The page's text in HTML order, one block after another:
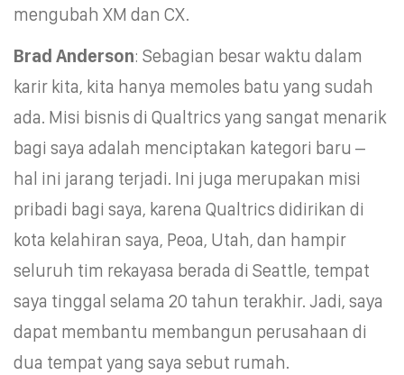
mengubah XM dan CX.
Brad Anderson: Sebagian besar waktu dalam
karir kita, kita hanya memoles batu yang sudah
ada. Misi bisnis di Qualtrics yang sangat menarik
bagi saya adalah menciptakan kategori baru –
hal ini jarang terjadi. Ini juga merupakan misi
pribadi bagi saya, karena Qualtrics didirikan di
kota kelahiran saya, Peoa, Utah, dan hampir
seluruh tim rekayasa berada di Seattle, tempat
saya tinggal selama 20 tahun terakhir. Jadi, saya
dapat membantu membangun perusahaan di
dua tempat yang saya sebut rumah.